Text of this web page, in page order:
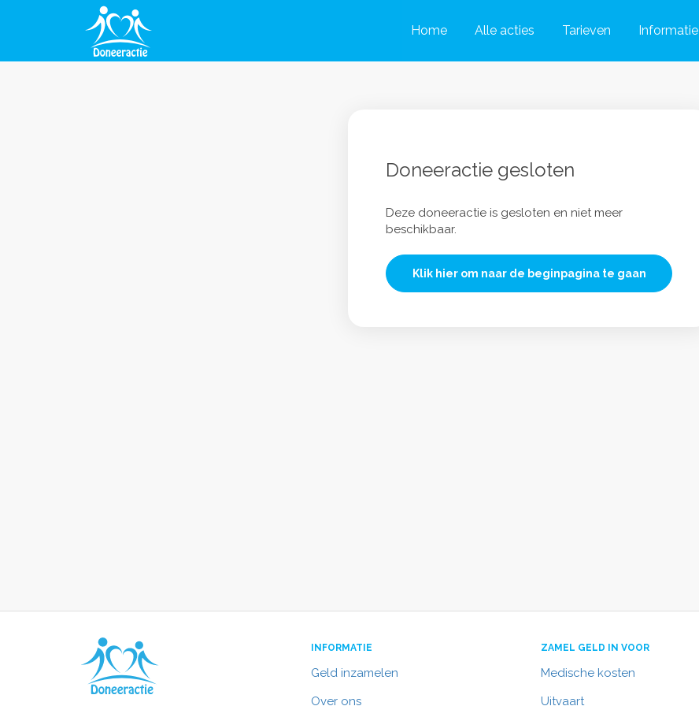
Home Alle acties Tarieven Informatie
Doneeractie gesloten
Deze doneeractie is gesloten en niet meer
beschikbaar.
Klik hier om naar de beginpagina te gaan
INFORMATIE
Geld inzamelen
Over ons
ZAMEL GELD IN VOOR
Medische kosten
Uitvaart